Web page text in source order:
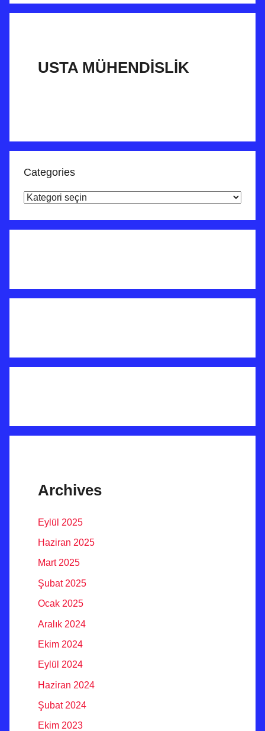
USTA MÜHENDİSLİK
Categories
Categories
Archives
Eylül 2025
Haziran 2025
Mart 2025
Şubat 2025
Ocak 2025
Aralık 2024
Ekim 2024
Eylül 2024
Haziran 2024
Şubat 2024
Ekim 2023